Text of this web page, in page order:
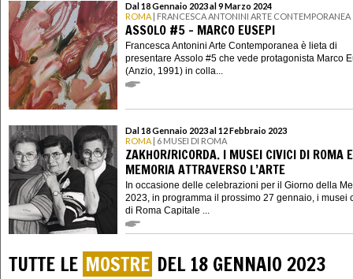
Dal 18 Gennaio 2023 al 9 Marzo 2024
ROMA | FRANCESCA ANTONINI ARTE CONTEMPORANEA
ASSOLO #5 - MARCO EUSEPI
Francesca Antonini Arte Contemporanea è lieta di
presentare Assolo #5 che vede protagonista Marco
(Anzio, 1991) in colla...
Dal 18 Gennaio 2023 al 12 Febbraio 2023
ROMA | 6 MUSEI DI ROMA
ZAKHOR/RICORDA. I MUSEI CIVICI DI ROMA
MEMORIA ATTRAVERSO L’ARTE
In occasione delle celebrazioni per il Giorno della
2023, in programma il prossimo 27 gennaio, i musei
di Roma Capitale ...
TUTTE LE MOSTRE DEL 18 GENNAIO 2023